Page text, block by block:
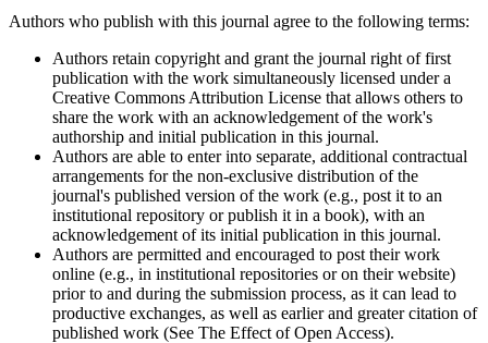
Authors who publish with this journal agree to the following terms:
Authors retain copyright and grant the journal right of first
publication with the work simultaneously licensed under a
Creative Commons Attribution License that allows others to
share the work with an acknowledgement of the work's
authorship and initial publication in this journal.
Authors are able to enter into separate, additional contractual
arrangements for the non-exclusive distribution of the
journal's published version of the work (e.g., post it to an
institutional repository or publish it in a book), with an
acknowledgement of its initial publication in this journal.
Authors are permitted and encouraged to post their work
online (e.g., in institutional repositories or on their website)
prior to and during the submission process, as it can lead to
productive exchanges, as well as earlier and greater citation of
published work (See The Effect of Open Access).